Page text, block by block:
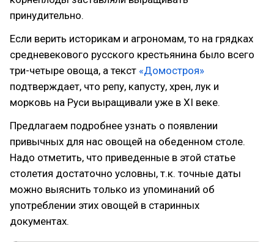
принудительно.
Если верить историкам и агрономам, то на грядках
средневекового русского крестьянина было всего
три-четыре овоща, а текст «Домостроя»
подтверждает, что репу, капусту, хрен, лук и
морковь на Руси выращивали уже в XI веке.
Предлагаем подробнее узнать о появлении
привычных для нас овощей на обеденном столе.
Надо отметить, что приведенные в этой статье
столетия достаточно условны, т.к. точные даты
можно выяснить только из упоминаний об
употреблении этих овощей в старинных
документах.